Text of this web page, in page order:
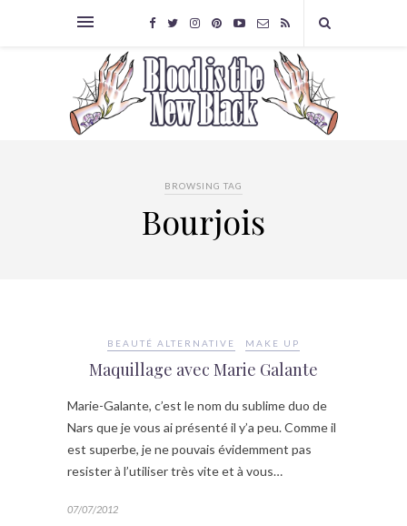
BROWSING TAG
Bourjois
BEAUTÉ ALTERNATIVE MAKE UP
Maquillage avec Marie Galante
Marie-Galante, c’est le nom du sublime duo de
Nars que je vous ai présenté il y’a peu. Comme il
est superbe, je ne pouvais évidemment pas
resister à l’utiliser très vite et à vous…
07/07/2012